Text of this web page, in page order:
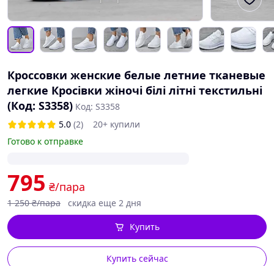
Кроссовки женские белые летние тканевые
легкие Кросівки жіночі білі літні текстильні
(Код: S3358) Код: S3358
5.0 (2)
20+ купили
Готово к отправке
795 ₴/пара
1 250 ₴/пара скидка еще 2 дня
Купить сейчас
Купить